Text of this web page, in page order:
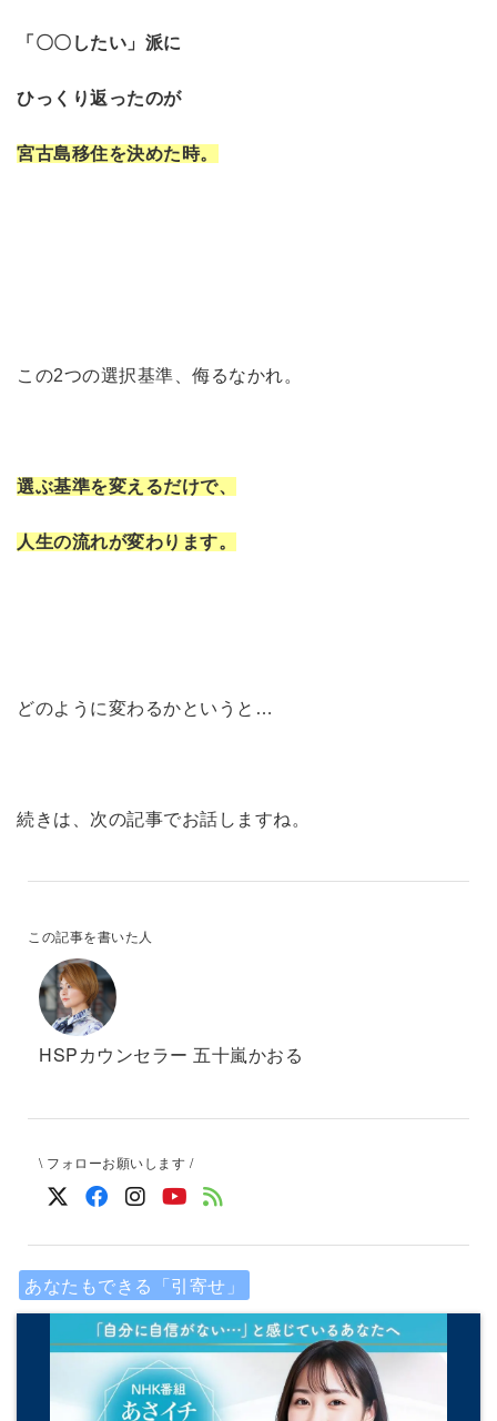
「〇〇したい」派に
ひっくり返ったのが
宮古島移住を決めた時。
この2つの選択基準、侮るなかれ。
選ぶ基準を変えるだけで、
人生の流れが変わります。
どのように変わるかというと…
続きは、次の記事でお話しますね。
この記事を書いた人
HSPカウンセラー 五十嵐かおる
\ フォローお願いします /
あなたもできる「引寄せ」